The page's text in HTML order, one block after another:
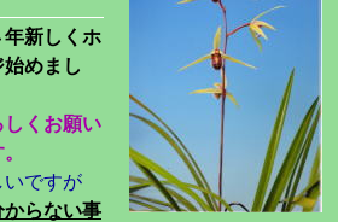
年新しくホ
めまし
しくお願い
いですが
からない事